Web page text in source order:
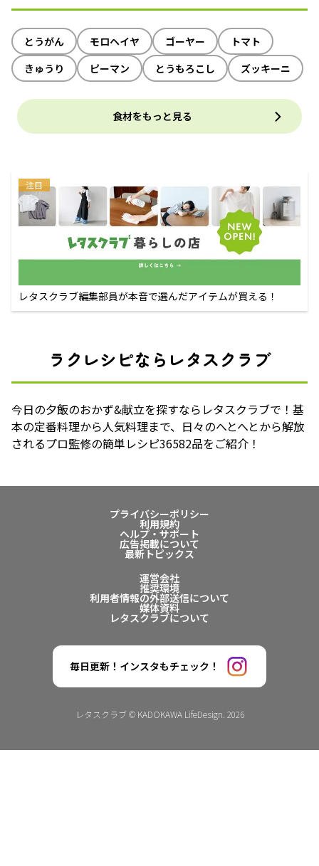
とうがん モロヘイヤ ゴーヤー
トマト
きゅうり
ピーマン とうもろこし ズッキーニ
食材をもっと見る
注目
レタスクラブ編集部員が本音で選んだアイテムが買える！
ラクレシピならレタスクラブ
今日の夕飯のおかず&献立を探すならレタスクラブで！基
本の定番料理から人気料理まで、日々のへとへとから解放
されるプロ監修の簡単レシピ36582品をご紹介！
プライバシーポリシー
利用規約
ヘルプ・サポート
広告掲載について
最新トピックス
運営会社
推奨環境
利用者情報の外部送信について
媒体資料
レタスクラブについて
毎日更新！インスタもチェック！
レタスクラブ © KADOKAWA LifeDesign. 2026